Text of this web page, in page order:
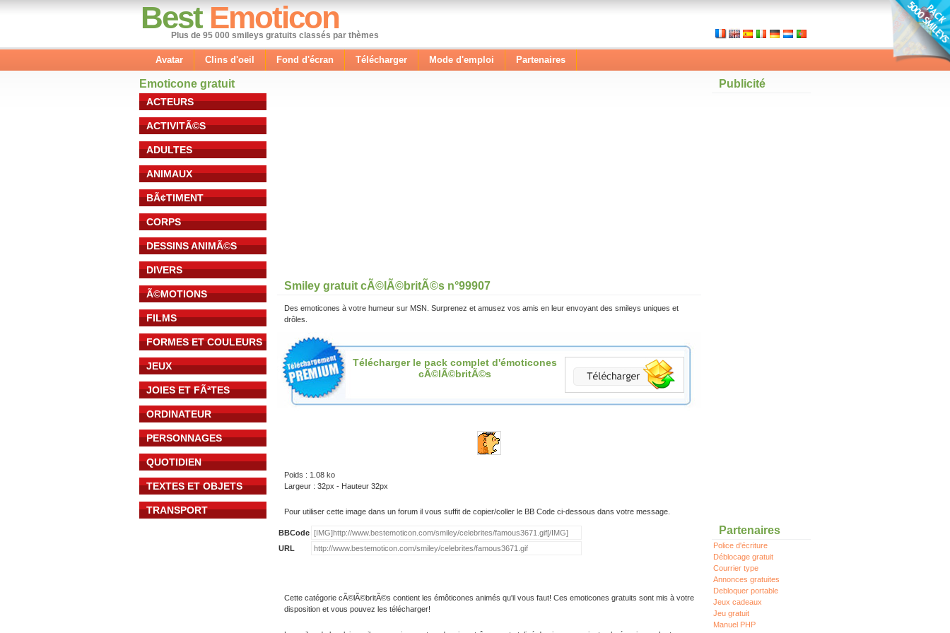
Best Emoticon
Plus de 95 000 smileys gratuits classés par thèmes
Avatar Clins d'oeil Fond d'écran Télécharger Mode d'emploi Partenaires
Emoticone gratuit
ACTEURS
ACTIVITÃ©S
ADULTES
ANIMAUX
BÃ¢TIMENT
CORPS
DESSINS ANIMÃ©S
DIVERS
Ã©MOTIONS
FILMS
FORMES ET COULEURS
JEUX
JOIES ET FÃªTES
ORDINATEUR
PERSONNAGES
QUOTIDIEN
TEXTES ET OBJETS
TRANSPORT
Smiley gratuit cÃ©lÃ©britÃ©s n°99907
Des emoticones à votre humeur sur MSN. Surprenez et amusez vos amis en leur envoyant des smileys uniques et
drôles.
Télécharger le pack complet d'émoticones
cÃ©lÃ©britÃ©s
Poids : 1.08 ko
Largeur : 32px - Hauteur 32px
Pour utiliser cette image dans un forum il vous suffit de copier/coller le BB Code ci-dessous dans votre message.
BBCode
URL
Cette catégorie cÃ©lÃ©britÃ©s contient les émôticones animés qu'il vous faut! Ces emoticones gratuits sont mis à votre
disposition et vous pouvez les télécharger!
Publicité
Partenaires
Police d'écriture
Déblocage gratuit
Courrier type
Annonces gratuites
Debloquer portable
Jeux cadeaux
Jeu gratuit
Manuel PHP